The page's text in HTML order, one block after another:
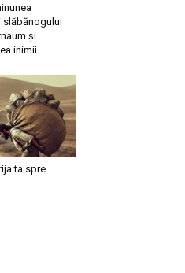
slăbănogului
și
inimii
ta spre